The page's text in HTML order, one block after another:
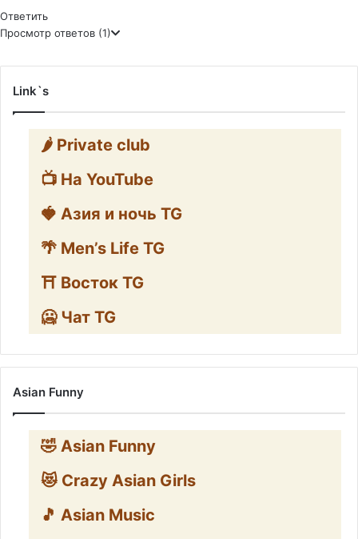
Ответить
Просмотр ответов (1)
Link`s
🌶️ Private club
📺 На YouTube
🍓 Азия и ночь TG
🌴 Men’s Life TG
⛩️ Восток TG
🥶 Чат TG
Asian Funny
🤣 Asian Funny
😻 Crazy Asian Girls
🎵 Asian Music